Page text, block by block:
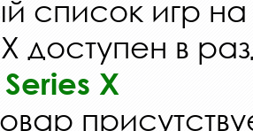
список игр на
доступен в
X